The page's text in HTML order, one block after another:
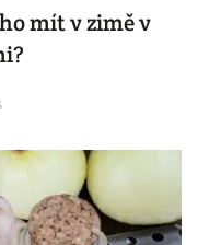
mít v zimě v